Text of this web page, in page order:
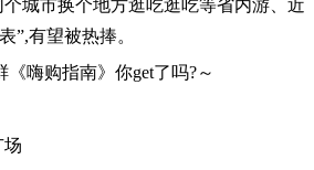
城市换个地方逛吃逛吃等省内游、近
”,有望被热捧。
《嗨购指南》你get了吗?～
场